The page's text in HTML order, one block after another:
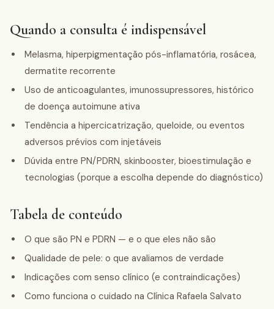
Quando a consulta é indispensável
Melasma, hiperpigmentação pós-inflamatória, rosácea,
dermatite recorrente
Uso de anticoagulantes, imunossupressores, histórico
de doença autoimune ativa
Tendência a hipercicatrização, queloide, ou eventos
adversos prévios com injetáveis
Dúvida entre PN/PDRN, skinbooster, bioestimulação e
tecnologias (porque a escolha depende do diagnóstico)
Tabela de conteúdo
O que são PN e PDRN — e o que eles não são
Qualidade de pele: o que avaliamos de verdade
Indicações com senso clínico (e contraindicações)
Como funciona o cuidado na Clínica Rafaela Salvato